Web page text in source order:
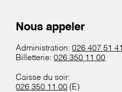
Nous appeler
Administration:026 407 51 41
Billetterie:026 350 11 00
Caisse du soir:
026 350 11 00 (E)